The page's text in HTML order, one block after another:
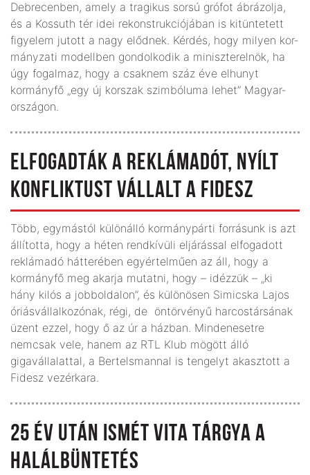
Debrecenben, amely a tragikus sorsú grófot ábrázolja,
és a Kossuth tér idei rekonstrukciójában is kitüntetett
figyelem jutott a nagy elődnek. Kérdés, hogy milyen kor­
mányzati modellben gondolkodik a miniszterelnök, ha
úgy fogalmaz, hogy a csaknem száz éve elhunyt
kormányfő „egy új korszak szimbóluma lehet” Magyar­
országon.
ELFOGADTÁK A REKLÁMADÓT, NYÍLT
KONFLIKTUST VÁLLALT A FIDESZ
Több, egymástól különálló kormánypárti forrásunk is azt
állította, hogy a héten rendkívüli eljárással elfogadott
reklámadó hátterében egyértelműen az áll, hogy a
kormányfő meg akarja mutatni, hogy – idézzük – „ki
hány kilós a jobboldalon”, és különösen Simicska Lajos
óriásvállalkozónak, régi, de öntörvényű harcostársának
üzent ezzel, hogy ő az úr a házban. Mindenesetre
nemcsak vele, hanem az RTL Klub mögött álló
gigavállalattal, a Bertelsmannal is tengelyt akasztott a
Fidesz vezérkara.
25 ÉV UTÁN ISMÉT VITA TÁRGYA A
HALÁLBÜNTETÉS